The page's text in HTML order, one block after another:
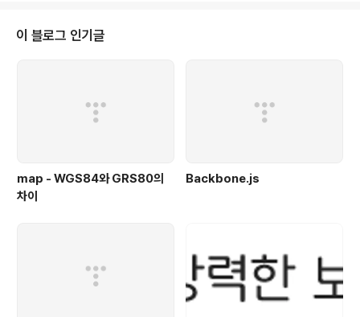
이는 리눅스 커널 프로젝트 리더인 리누스 토발즈가 리눅스 커널 3.3 버전을 통
해 2개 운영체제(OS)의 핵심 부분을 연결시킴으로써 이뤄졌다는 설명이다. 안
이 블로그 인기글
map - WGS84와 GRS80의
차이
Backbone.js